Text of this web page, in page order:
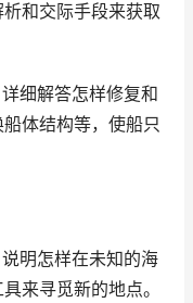
和交际手段来获取
细解答怎样修复和
体结构等，使船只
明怎样在未知的海
来寻觅新的地点。